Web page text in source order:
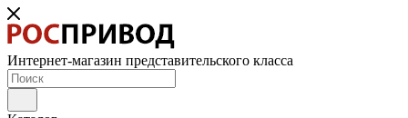
Интернет-магазин представительского класса